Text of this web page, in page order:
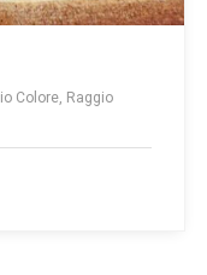
Colore, Raggio